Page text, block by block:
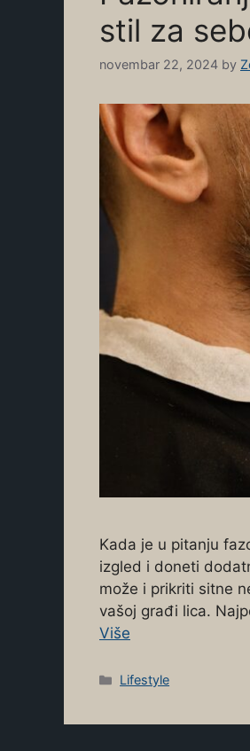
stil za
novembar 22, 2024 by
Kada je u pitanju
izgled i doneti
može i prikriti sitne
vašoj građi lica.
Više
Categories
Lifestyle